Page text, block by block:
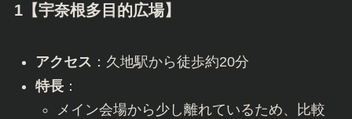
1【宇奈根多目的広場】
アクセス ：久地駅から徒歩約20分
特長：
メイン会場から少し離れているため、比較